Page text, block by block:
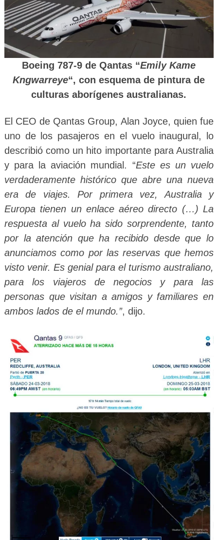
Boeing 787-9 de Qantas “Emily Kame
Kngwarreye“, con esquema de pintura de
culturas aborígenes australianas.
El CEO de Qantas Group, Alan Joyce, quien fue
uno de los pasajeros en el vuelo inaugural, lo
describió como un hito importante para Australia
y para la aviación mundial. “Este es un vuelo
verdaderamente histórico que abre una nueva
era de viajes. Por primera vez, Australia y
Europa tienen un enlace aéreo directo (…) La
respuesta al vuelo ha sido sorprendente, tanto
por la atención que ha recibido desde que lo
anunciamos como por las reservas que hemos
visto venir. Es genial para el turismo australiano,
para los viajeros de negocios y para las
personas que visitan a amigos y familiares en
ambos lados de el mundo.”, dijo.